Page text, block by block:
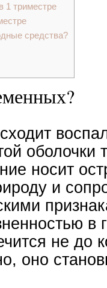
1 триместре
средства?
оболочки
носит
и
в
не до
оно